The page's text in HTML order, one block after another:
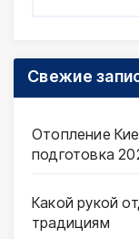
Свежие
Отопление
подготовка
Какой рукой
традициям